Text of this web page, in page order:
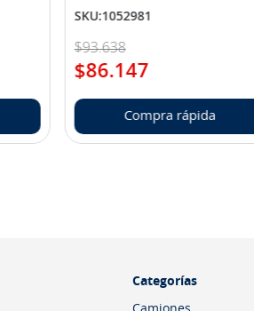
SKU:1052981
$93.638
$86.147
Compra rápida
Categorías